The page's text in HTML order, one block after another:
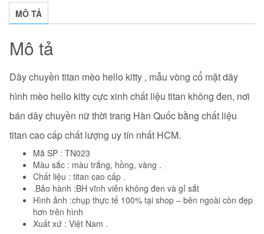
số
lượng
MÔ TẢ
Mô tả
Dây chuyền titan mèo hello kitty , mẫu vòng cổ mặt dây
hình mèo hello kittycực xinh chất liệu titan không đen, nơi
bán dây chuyền nữ thời trang Hàn Quốc bằng chất liệu
titan cao cấp chất lượng uy tín nhất HCM.
Mã SP : TN023
Màu sắc : màu trắng, hồng, vàng .
Chất liệu : titan cao cấp .
.Bảo hành :BH vĩnh viễn không đen và gỉ sắt
Hình ảnh :chụp thực tế 100% tại shop – bên ngoài còn đẹp
hơn trên hình
Xuất xứ : Việt Nam .